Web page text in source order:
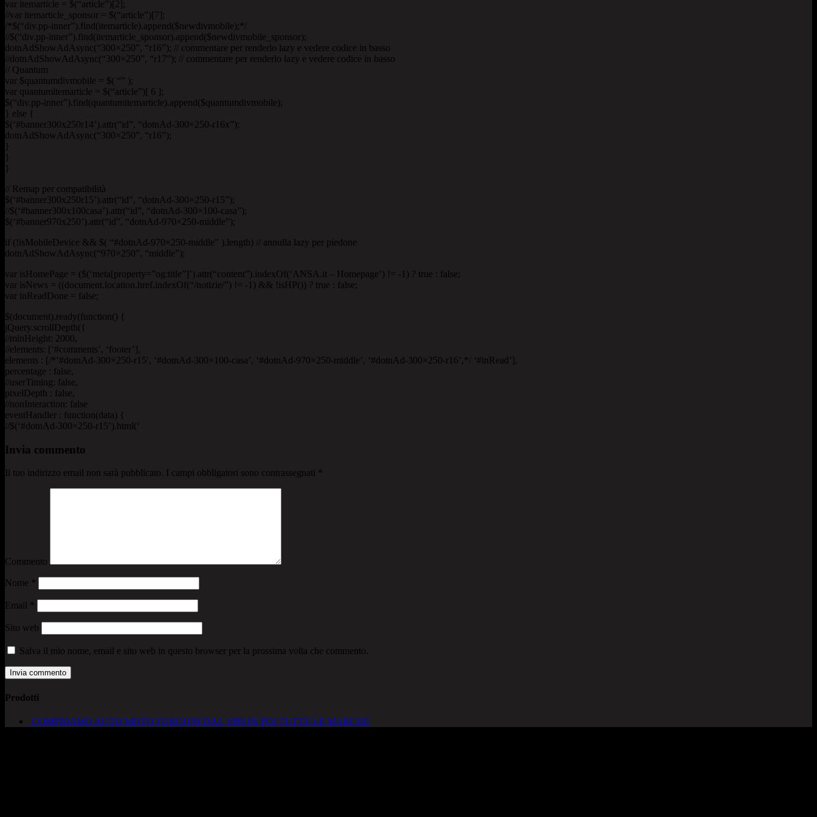
var itemarticle = $(“article”)[2];
//var itemarticle_sponsor = $(“article”)[7];
/*$(“div.pp-inner”).find(itemarticle).append($newdivmobile);*/
//$(“div.pp-inner”).find(itemarticle_sponsor).append($newdivmobile_sponsor);
dotnAdShowAdAsync(“300×250”, “r16”); // commentare per renderlo lazy e vedere codice in basso
//dotnAdShowAdAsync(“300×250”, “r17”); // commentare per renderlo lazy e vedere codice in basso
// Quantum
var $quantumdivmobile = $( “” );
var quantumitemarticle = $(“article”)[ 6 ];
$(“div.pp-inner”).find(quantumitemarticle).append($quantumdivmobile);
} else {
$(‘#banner300x250r14’).attr(“id”, “dotnAd-300×250-r16x”);
dotnAdShowAdAsync(“300×250”, “r16”);
}
}
}
// Remap per compatibilità
$(‘#banner300x250r15’).attr(“id”, “dotnAd-300×250-r15”);
//$(‘#banner300x100casa’).attr(“id”, “dotnAd-300×100-casa”);
$(‘#banner970x250’).attr(“id”, “dotnAd-970×250-middle”);
if (!isMobileDevice && $( “#dotnAd-970×250-middle” ).length) // annulla lazy per piedone
dotnAdShowAdAsync(“970×250”, “middle”);
var isHomePage = ($(‘meta[property=”og:title”]’).attr(“content”).indexOf(‘ANSA.it – Homepage’) != -1) ? true : false;
var isNews = ((document.location.href.indexOf(“/notizie/”) != -1) && !isHP()) ? true : false;
var inReadDone = false;
$(document).ready(function() {
jQuery.scrollDepth({
//minHeight: 2000,
//elements: [‘#comments’, ‘footer’],
elements : [/*’#dotnAd-300×250-r15′, ‘#dotnAd-300×100-casa’, ‘#dotnAd-970×250-middle’, ‘#dotnAd-300×250-r16’,*/ ‘#inRead’],
percentage : false,
//userTiming: false,
pixelDepth : false,
//nonInteraction: false
eventHandler : function(data) {
//$(‘#dotnAd-300×250-r15’).html(‘
Invia commento
Il tuo indirizzo email non sarà pubblicato. I campi obbligatori sono contrassegnati
Commento
Nome
Email
Sito web
Salva il mio nome, email e sito web in questo browser per la prossima volta che commento.
Prodotti
COMPRIAMO AUTO MOTO FURGONI DAL 1999 IN POI TUTTE LE MARCHE